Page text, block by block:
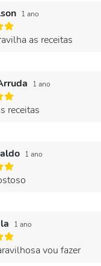
1 ano
as receitas
1 ano
receitas
1 ano
1 ano
vou fazer